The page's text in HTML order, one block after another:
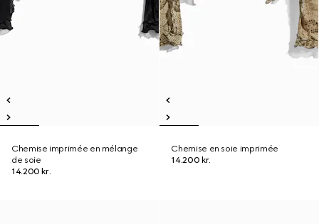
Chemise imprimée en mélange
de soie
14.200 kr.
Chemise en soie imprimée
14.200 kr.